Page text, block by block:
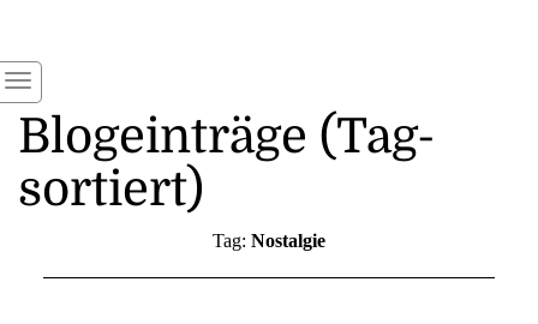
Blogeinträge (Tag-
sortiert)
Tag: Nostalgie